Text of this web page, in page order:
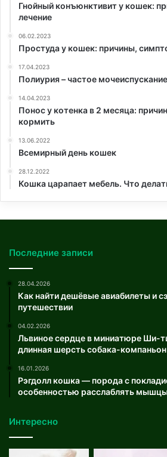
Гнойный конъюнктивит у кошек:
лечение
06.02.2023
Простуда у кошек: причины,
17.04.2023
Полиурия – частое
14.04.2023
Понос у котенка в 2 месяца:
кормить
13.06.2022
Всемирный день кошек
28.12.2022
Кошка царапает мебель. Что
Последние записи
28.04.2026
Как найти дешёвые авиабилеты и
путешествии
04.02.2026
Львиное сердце в миниатюре Ши-
длинная шерсть собака-компаньон
16.01.2026
Рэгдолл кошка — порода с
особенностью расслаблять
Интересно